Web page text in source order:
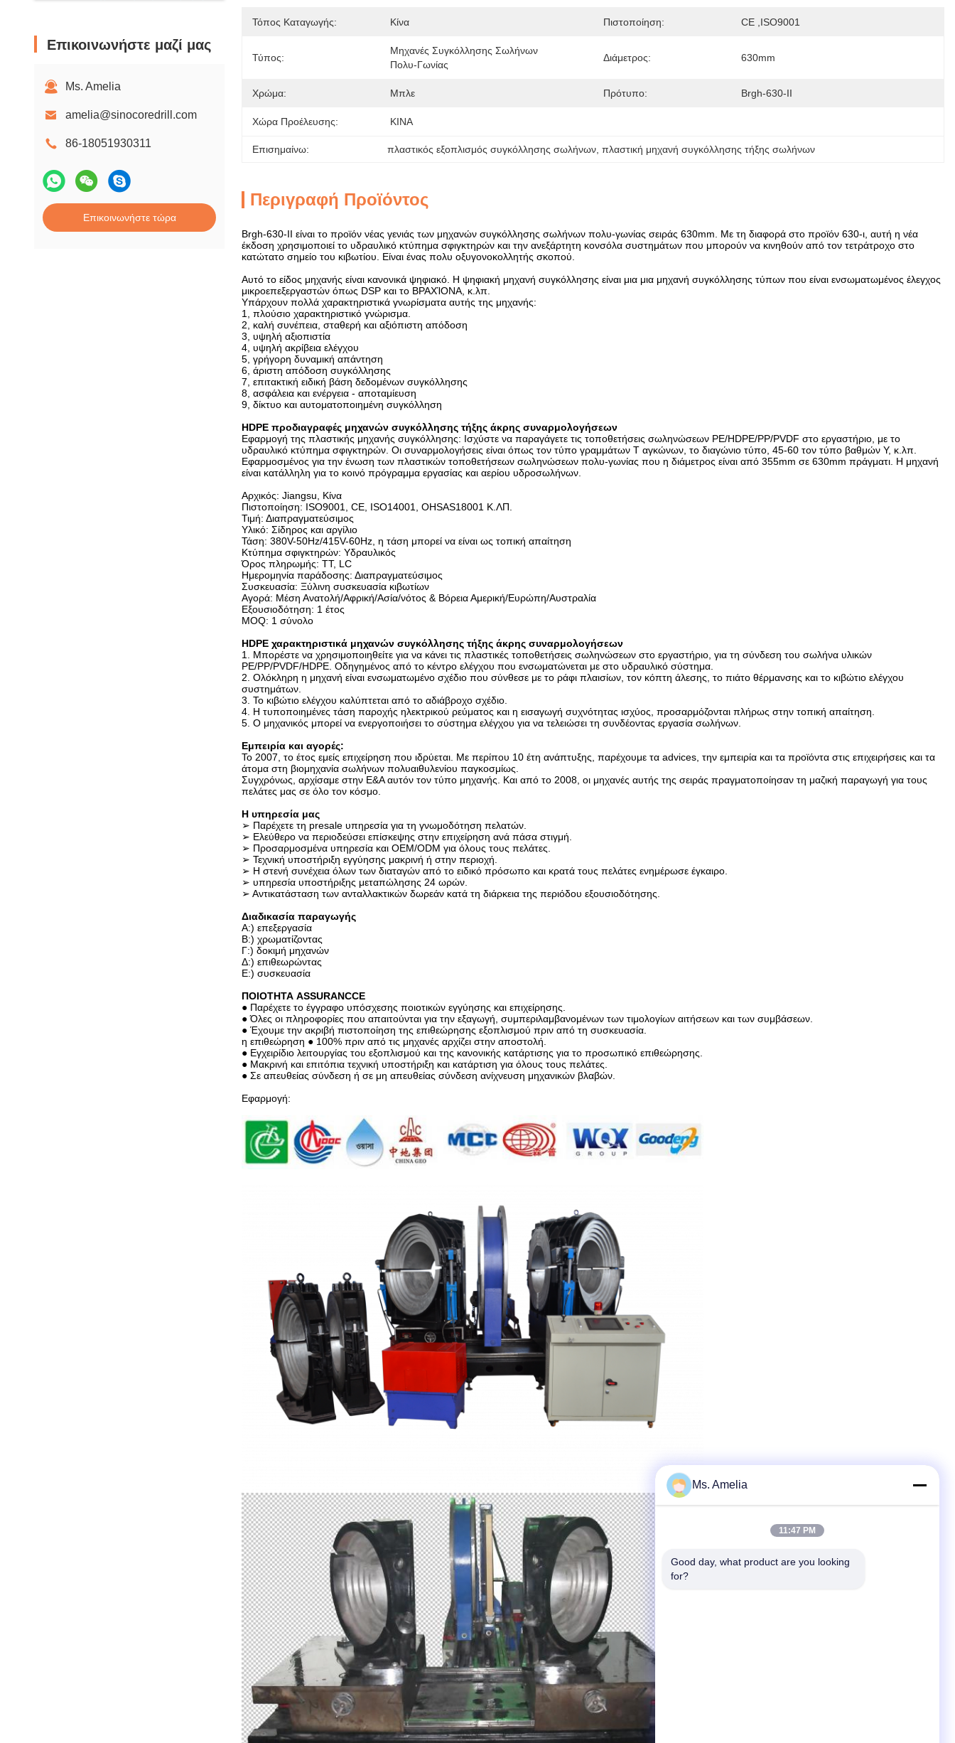
Επικοινωνήστε μαζί μας
Ms. Amelia
amelia@sinocoredrill.com
86-18051930311
Επικοινωνήστε τώρα
Τόπος Καταγωγής: Κίνα Πιστοποίηση: CE ,ISO9001
Τύπος:
Μηχανές Συγκόλλησης Σωλήνων
Πολυ-Γωνίας
Διάμετρος: 630mm
Χρώμα: Μπλε Πρότυπο: Brgh-630-ΙΙ
Χώρα Προέλευσης: ΚΙΝΑ
Επισημαίνω: πλαστικός εξοπλισμός συγκόλλησης σωλήνων, πλαστική μηχανή συγκόλλησης τήξης σωλήνων
Περιγραφή Προϊόντος
Brgh-630-ΙΙ είναι το προϊόν νέας γενιάς των μηχανών συγκόλλησης σωλήνων πολυ-γωνίας σειράς 630mm. Με τη διαφορά στο προϊόν 630-ι, αυτή η νέα
έκδοση χρησιμοποιεί το υδραυλικό κτύπημα σφιγκτηρών και την ανεξάρτητη κονσόλα συστημάτων που μπορούν να κινηθούν από τον τετράτροχο στο
κατώτατο σημείο του κιβωτίου. Είναι ένας πολυ οξυγονοκολλητής σκοπού.
Αυτό το είδος μηχανής είναι κανονικά ψηφιακό. Η ψηφιακή μηχανή συγκόλλησης είναι μια μια μηχανή συγκόλλησης τύπων που είναι ενσωματωμένος έλεγχος
μικροεπεξεργαστών όπως DSP και το ΒΡΑΧΊΟΝΑ, κ.λπ.
Υπάρχουν πολλά χαρακτηριστικά γνωρίσματα αυτής της μηχανής:
1, πλούσιο χαρακτηριστικό γνώρισμα.
2, καλή συνέπεια, σταθερή και αξιόπιστη απόδοση
3, υψηλή αξιοπιστία
4, υψηλή ακρίβεια ελέγχου
5, γρήγορη δυναμική απάντηση
6, άριστη απόδοση συγκόλλησης
7, επιτακτική ειδική βάση δεδομένων συγκόλλησης
8, ασφάλεια και ενέργεια - αποταμίευση
9, δίκτυο και αυτοματοποιημένη συγκόλληση
HDPE προδιαγραφές μηχανών συγκόλλησης τήξης άκρης συναρμολογήσεων
Εφαρμογή της πλαστικής μηχανής συγκόλλησης: Ισχύστε να παραγάγετε τις τοποθετήσεις σωληνώσεων PE/HDPE/PP/PVDF στο εργαστήριο, με το
υδραυλικό κτύπημα σφιγκτηρών. Οι συναρμολογήσεις είναι όπως τον τύπο γραμμάτων Τ αγκώνων, το διαγώνιο τύπο, 45-60 τον τύπο βαθμών Υ, κ.λπ.
Εφαρμοσμένος για την ένωση των πλαστικών τοποθετήσεων σωληνώσεων πολυ-γωνίας που η διάμετρος είναι από 355mm σε 630mm πράγματι. Η μηχανή
είναι κατάλληλη για το κοινό πρόγραμμα εργασίας και αερίου υδροσωλήνων.
Αρχικός: Jiangsu, Κίνα
Πιστοποίηση: ISO9001, CE, ISO14001, OHSAS18001 Κ.ΛΠ.
Τιμή: Διαπραγματεύσιμος
Υλικό: Σίδηρος και αργίλιο
Τάση: 380V-50Hz/415V-60Hz, η τάση μπορεί να είναι ως τοπική απαίτηση
Κτύπημα σφιγκτηρών: Υδραυλικός
Όρος πληρωμής: TT, LC
Ημερομηνία παράδοσης: Διαπραγματεύσιμος
Συσκευασία: Ξύλινη συσκευασία κιβωτίων
Αγορά: Μέση Ανατολή/Αφρική/Ασία/νότος & Βόρεια Αμερική/Ευρώπη/Αυστραλία
Εξουσιοδότηση: 1 έτος
MOQ: 1 σύνολο
HDPE χαρακτηριστικά μηχανών συγκόλλησης τήξης άκρης συναρμολογήσεων
1. Μπορέστε να χρησιμοποιηθείτε για να κάνει τις πλαστικές τοποθετήσεις σωληνώσεων στο εργαστήριο, για τη σύνδεση του σωλήνα υλικών
PE/PP/PVDF/HDPE. Οδηγημένος από το κέντρο ελέγχου που ενσωματώνεται με στο υδραυλικό σύστημα.
2. Ολόκληρη η μηχανή είναι ενσωματωμένο σχέδιο που σύνθεσε με το ράφι πλαισίων, τον κόπτη άλεσης, το πιάτο θέρμανσης και το κιβώτιο ελέγχου
συστημάτων.
3. Το κιβώτιο ελέγχου καλύπτεται από το αδιάβροχο σχέδιο.
4. Η τυποποιημένες τάση παροχής ηλεκτρικού ρεύματος και η εισαγωγή συχνότητας ισχύος, προσαρμόζονται πλήρως στην τοπική απαίτηση.
5. Ο μηχανικός μπορεί να ενεργοποιήσει το σύστημα ελέγχου για να τελειώσει τη συνδέοντας εργασία σωλήνων.
Εμπειρία και αγορές:
Το 2007, το έτος εμείς επιχείρηση που ιδρύεται. Με περίπου 10 έτη ανάπτυξης, παρέχουμε τα advices, την εμπειρία και τα προϊόντα στις επιχειρήσεις και τα
άτομα στη βιομηχανία σωλήνων πολυαιθυλενίου παγκοσμίως.
Συγχρόνως, αρχίσαμε στην Ε&Α αυτόν τον τύπο μηχανής. Και από το 2008, οι μηχανές αυτής της σειράς πραγματοποίησαν τη μαζική παραγωγή για τους
πελάτες μας σε όλο τον κόσμο.
Η υπηρεσία μας
➢ Παρέχετε τη presale υπηρεσία για τη γνωμοδότηση πελατών.
➢ Ελεύθερο να περιοδεύσει επίσκεψης στην επιχείρηση ανά πάσα στιγμή.
➢ Προσαρμοσμένα υπηρεσία και OEM/ODM για όλους τους πελάτες.
➢ Τεχνική υποστήριξη εγγύησης μακρινή ή στην περιοχή.
➢ Η στενή συνέχεια όλων των διαταγών από το ειδικό πρόσωπο και κρατά τους πελάτες ενημέρωσε έγκαιρο.
➢ υπηρεσία υποστήριξης μεταπώλησης 24 ωρών.
➢ Αντικατάσταση των ανταλλακτικών δωρεάν κατά τη διάρκεια της περιόδου εξουσιοδότησης.
Διαδικασία παραγωγής
Α:) επεξεργασία
Β:) χρωματίζοντας
Γ:) δοκιμή μηχανών
Δ:) επιθεωρώντας
Ε:) συσκευασία
ΠΟΙΟΤΗΤΑ ASSURANCCE
● Παρέχετε το έγγραφο υπόσχεσης ποιοτικών εγγύησης και επιχείρησης.
● Όλες οι πληροφορίες που απαιτούνται για την εξαγωγή, συμπεριλαμβανομένων των τιμολογίων αιτήσεων και των συμβάσεων.
● Έχουμε την ακριβή πιστοποίηση της επιθεώρησης εξοπλισμού πριν από τη συσκευασία.
η επιθεώρηση ● 100% πριν από τις μηχανές αρχίζει στην αποστολή.
● Εγχειρίδιο λειτουργίας του εξοπλισμού και της κανονικής κατάρτισης για το προσωπικό επιθεώρησης.
● Μακρινή και επιτόπια τεχνική υποστήριξη και κατάρτιση για όλους τους πελάτες.
● Σε απευθείας σύνδεση ή σε μη απευθείας σύνδεση ανίχνευση μηχανικών βλαβών.
Εφαρμογή:
Ms. Amelia
11:47 PM
Good day, what product are you looking
for?